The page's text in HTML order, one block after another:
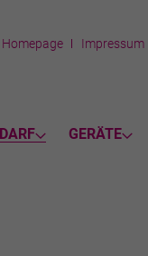
Homepage Impressum
GERÄTE